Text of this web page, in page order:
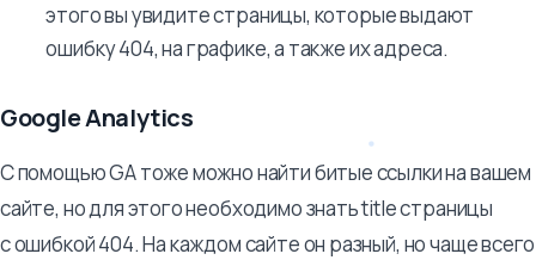
этого вы увидите страницы, которые выдают
ошибку 404, на графике, а также их адреса.
Google Analytics
С помощью GA тоже можно найти битые ссылки на вашем
сайте, но для этого необходимо знать title страницы
с ошибкой 404. На каждом сайте он разный, но чаще всего